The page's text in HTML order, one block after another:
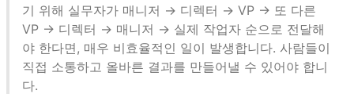
기 위해 실무자가 매니저 → 디렉터 → VP → 또 다른
VP → 디렉터 → 매니저 → 실제 작업자 순으로 전달해
야 한다면, 매우 비효율적인 일이 발생합니다. 사람들이
직접 소통하고 올바른 결과를 만들어낼 수 있어야 합니
다.